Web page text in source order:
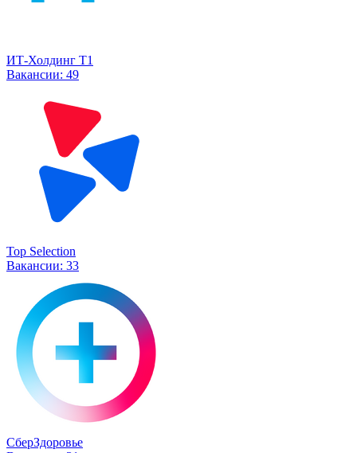
ИТ-Холдинг Т1
Вакансии: 49
Top Selection
Вакансии: 33
СберЗдоровье